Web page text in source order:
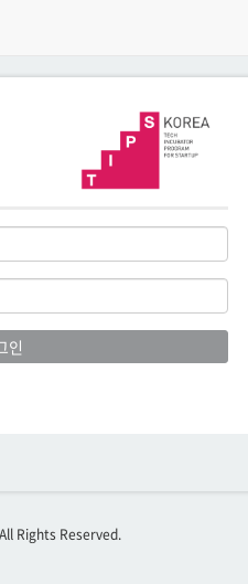
인
Rights Reserved.